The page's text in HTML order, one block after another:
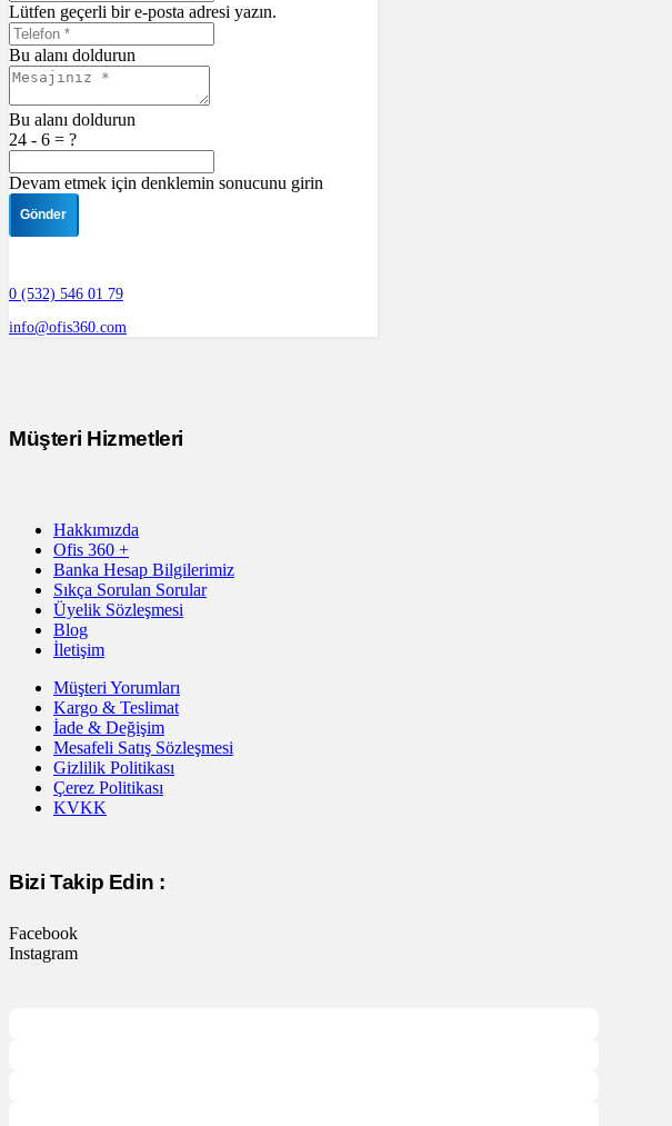
Lütfen geçerli bir e-posta adresi yazın.
Bu alanı doldurun
Bu alanı doldurun
24 - 6 = ?
Devam etmek için denklemin sonucunu girin
Gönder
0 (532) 546 01 79
info@ofis360.com
Müşteri Hizmetleri
Hakkımızda
Ofis 360 +
Banka Hesap Bilgilerimiz
Sıkça Sorulan Sorular
Üyelik Sözleşmesi
Blog
İletişim
Müşteri Yorumları
Kargo & Teslimat
İade & Değişim
Mesafeli Satış Sözleşmesi
Gizlilik Politikası
Çerez Politikası
KVKK
Bizi Takip Edin :
Facebook
Instagram